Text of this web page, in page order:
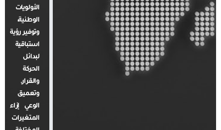
الأولويات
الوطنية،
وتوفير رؤية
استباقية
لبدائل
الحركة
والقرار.
وتعميق
الوعي إزاء
المتغيرات